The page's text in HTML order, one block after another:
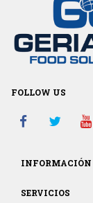
FOLLOW US
INFORMACIÓN
SERVICIOS